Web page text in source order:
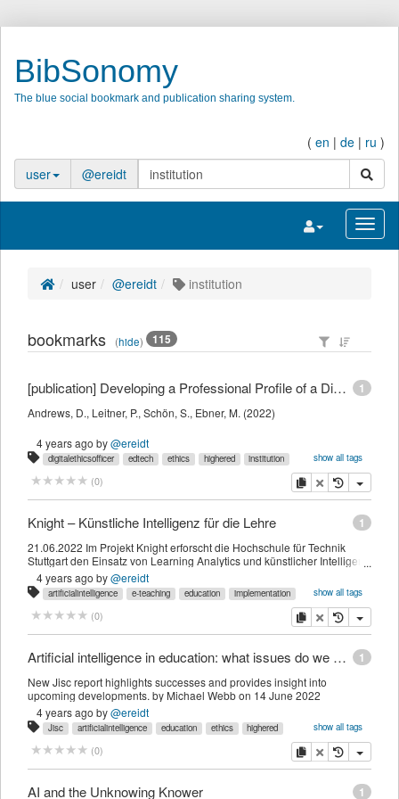
BibSonomy
The blue social bookmark and publication sharing system.
( en | de | ru )
user
@ereidt search
Toggle
user @ereidt institution
bookmarks (hide) 115
1
[publication] Developing a Professional Profile of a Digital Ethics Officer in an Educational Technology Unit in Higher Education
Andrews, D., Leitner, P., Schön, S., Ebner, M. (2022)
4 years agoby@ereidt
show all tags
digitalethicsofficer edtech ethics highered
institution
learninganalytics
(0) copydelete
1
Knight – Künstliche Intelligenz für die Lehre
21.06.2022 Im Projekt Knight erforscht die Hochschule für Technik
Stuttgart den Einsatz von Learning Analytics und künstlicher Intelligenz
in der Lehre. Untersucht wird, wie Lernprozesse automatisiert
unterstützt werden können, KI in der Lehre verankert werden kann,
aber auch wie die Lehrenden von administrativen Aufgaben entlastet
werden können.
4 years agoby@ereidt
show all tags
artificialintelligence e-teaching education
implementation
institution
learninganalytics
(0) copydelete
1
Artificial intelligence in education: what issues do we need to start considering now? | Jisc
New Jisc report highlights successes and provides insight into
upcoming developments. by Michael Webb on 14 June 2022
4 years agoby@ereidt
show all tags
Jisc artificialintelligence education ethics
highered
institution
learninganalytics
(0) copydelete
1
AI and the Unknowing Knower